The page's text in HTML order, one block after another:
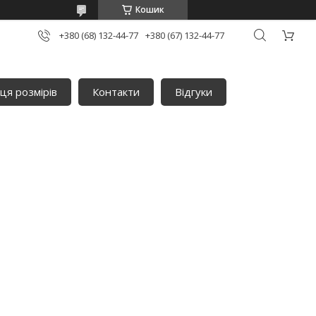
Кошик
+380 (68) 132-44-77 +380 (67) 132-44-77
розмірів Контакти
Відгуки